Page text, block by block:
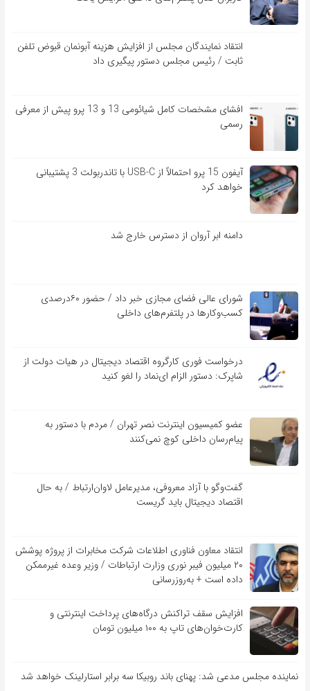
انتقاد نمایندگان مجلس از افزایش هزینه آبونمان قبوض تلفن
ثابت / رئیس مجلس دستور پیگیری داد
افشای مشخصات کامل شیائومی 13 و 13 پرو پیش از معرفی
رسمی
آیفون 15 پرو احتمالاً از USB-C با تاندربولت 3 پشتیبانی
خواهد کرد
دامنه ابر آروان از دسترس خارج شد
شورای عالی فضای مجازی خبر داد / حضور ۶۰درصدی
کسب‌و‌کارها در پلتفرم‌های داخلی
درخواست فوری کارگروه اقتصاد دیجیتال در هیات دولت از
شاپرک: دستور الزام ای‌نماد را لغو کنید
عضو کمیسیون اینترنت نصر تهران / مردم با دستور به
پیام‌رسان داخلی کوچ نمی‌کنند
گفت‌و‌گو با آزاد معروفی، مدیرعامل لاوان‌ارتباط / به حال
اقتصاد دیجیتال باید گریست
انتقاد معاون فناوری اطلاعات شرکت مخابرات از پروژه پوشش
۲۰ میلیون فیبر نوری وزارت ارتباطات / وزیر وعده غیرممکن
داده است + به‌روزرسانی
افزایش سقف تراکنش درگاه‌های پرداخت اینترنتی و
کارت‌خوان‌های تاپ به ۱۰۰ میلیون تومان
نماینده مجلس مدعی شد: پهنای باند روبیکا سه برابر استارلینک خواهد شد